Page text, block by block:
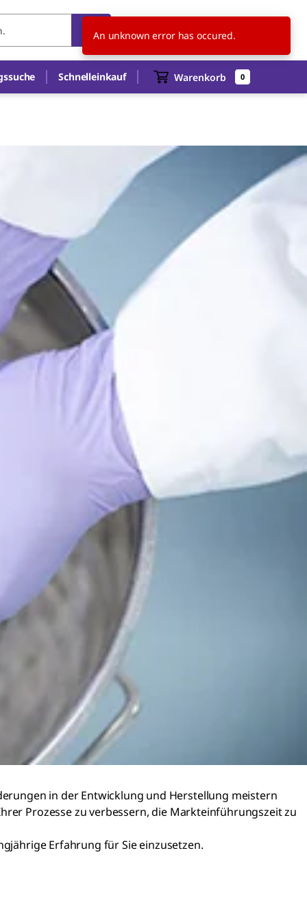
CH DE
Schnelleinkauf Warenkorb 0
in der Entwicklung und Herstellung meistern
Prozesse zu verbessern, die Markteinführungszeit zu
Erfahrung für Sie einzusetzen.
An unknown error has occured.